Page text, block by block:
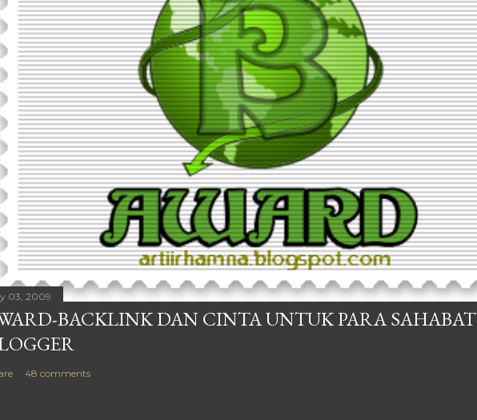
03, 2009
BACKLINK DAN CINTA UNTUK PARA SAHABAT
48 comments